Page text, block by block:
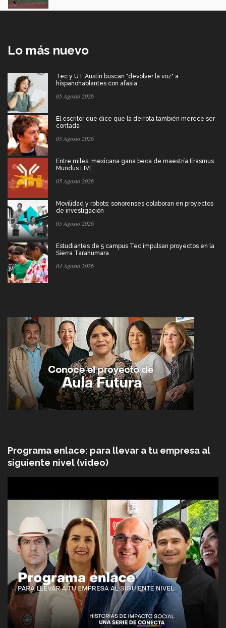
Lo más nuevo
Tec y UT Austin buscan "devolver la voz" a
hispanohablantes con afasia
05 Agosto 2026
El escritor que dice que la derrota también merece ser
contada
05 Agosto 2026
Entre miles: mexicana gana beca de maestría Erasmus
Mundus LIVE
05 Agosto 2026
Movilidad y robots: sonorenses colaboran en proyectos
de investigación
05 Agosto 2026
Estudiantes de 5 campus Tec impulsan proyectos en la
Sierra Tarahumara
04 Agosto 2026
Programa enlace: para llevar a tu empresa al
siguiente nivel (video)